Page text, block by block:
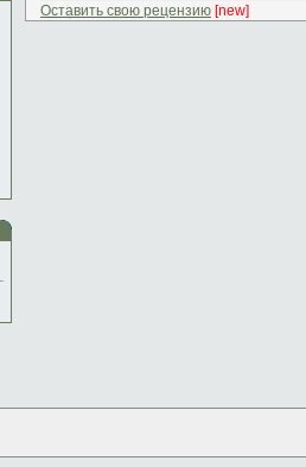
Оставить свою рецензию [new]